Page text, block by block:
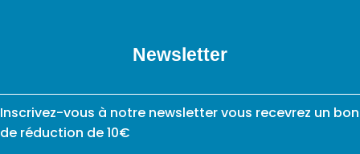
Newsletter
Inscrivez-vous à notre newsletter vous recevrez un bon
de réduction de 10€